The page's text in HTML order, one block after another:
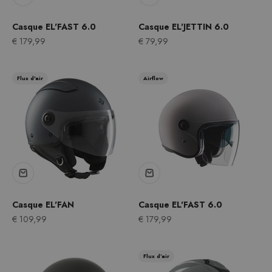
Casque EL'FAST 6.0
Prix après remise
€ 179,99
Casque EL'JETTIN 6.0
Prix après remise
€ 79,99
Flux d'air
Casque EL'FAN
Prix après remise
€ 109,99
Airflow
Casque EL'FAST 6.0
Prix après remise
€ 179,99
Flux d’air